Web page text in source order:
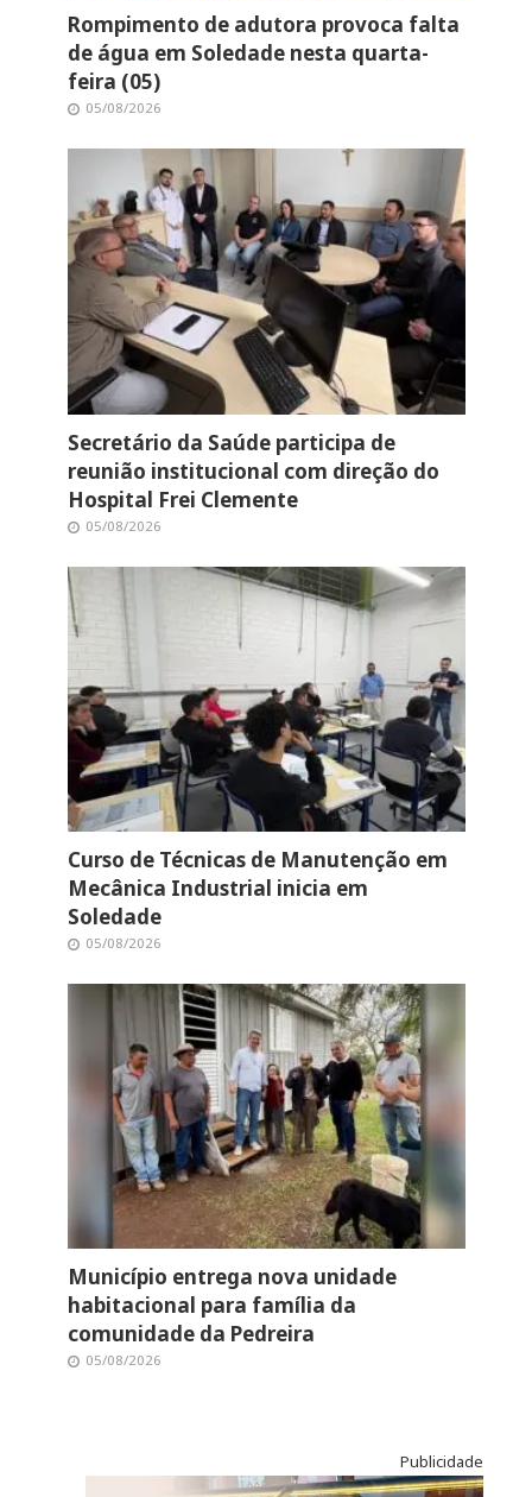
Rompimento de adutora provoca falta
de água em Soledade nesta quarta-
feira (05)
05/08/2026
Secretário da Saúde participa de
reunião institucional com direção do
Hospital Frei Clemente
05/08/2026
Curso de Técnicas de Manutenção em
Mecânica Industrial inicia em
Soledade
05/08/2026
Município entrega nova unidade
habitacional para família da
comunidade da Pedreira
05/08/2026
Publicidade